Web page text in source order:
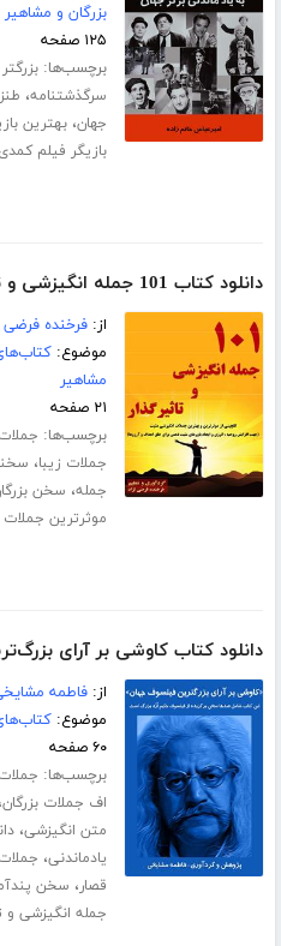
بزرگان و مشاهیر
۱۲۵ صفحه
برچسب‌ها:
سرگذشتنامه،
جهان،بهترین
بازیگر فیلم کمدی
دانلود کتاب 101 جمله انگیزشی و تاثیرگذار
از:فرخنده فرضی
موضوع:
مشاهیر
۲۱ صفحه
برچسب‌ها:
جملات زیبا،
جمله، سخن
موثرترین
دانلود کتاب کاوشی بر آرای
از:فاطمه
موضوع:
۶۰ صفحه
برچسب‌ها:
اف جملات بزرگان،
متن انگیزشی،
یادماندنی،
قصار، سخن
جمله انگیزشی و